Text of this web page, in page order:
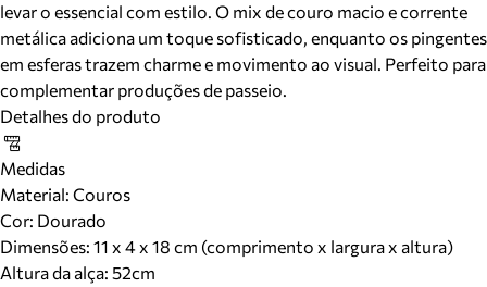
levar o essencial com estilo. O mix de couro macio e corrente
metálica adiciona um toque sofisticado, enquanto os pingentes
em esferas trazem charme e movimento ao visual. Perfeito para
complementar produções de passeio.
Detalhes do produto
Medidas
Material: Couros
Cor: Dourado
Dimensões: 11 x 4 x 18 cm (comprimento x largura x altura)
Altura da alça: 52cm